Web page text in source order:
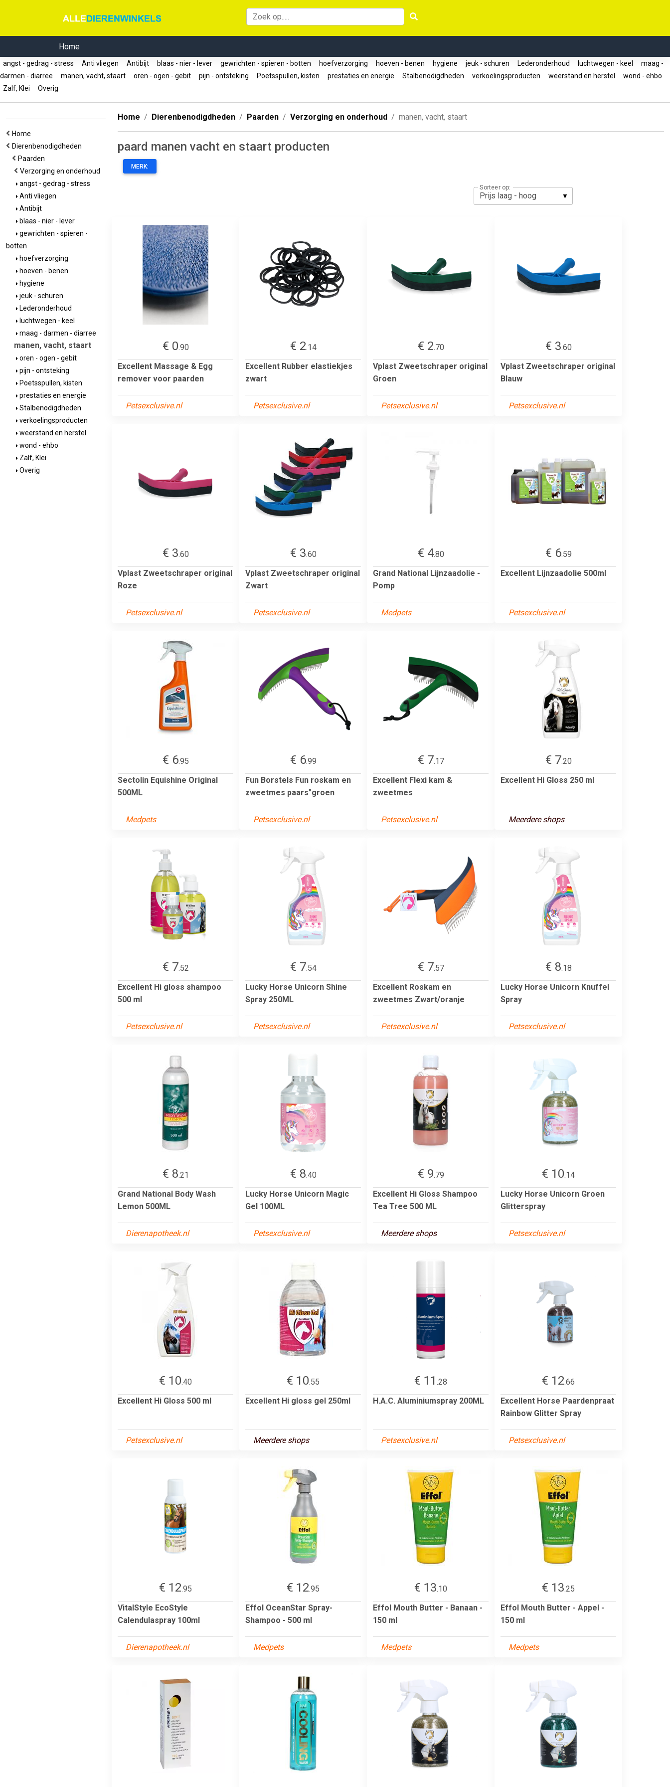
Home
angst - gedrag - stress Anti vliegen Antibijt blaas - nier - lever gewrichten - spieren - botten hoefverzorging hoeven - benen hygiene jeuk - schuren Lederonderhoud luchtwegen - keel
maag -
darmen - diarree
manen, vacht, staart oren - ogen - gebit pijn - ontsteking Poetsspullen, kisten prestaties en energie Stalbenodigdheden verkoelingsproducten weerstand en herstel
wond - ehbo
Zalf, Klei
Overig
Home
Dierenbenodigdheden
Paarden
Verzorging en onderhoud
angst - gedrag - stress
Anti vliegen
Antibijt
blaas - nier - lever
gewrichten - spieren -
botten
hoefverzorging
hoeven - benen
hygiene
jeuk - schuren
Lederonderhoud
luchtwegen - keel
maag - darmen - diarree
manen, vacht, staart
oren - ogen - gebit
pijn - ontsteking
Poetsspullen, kisten
prestaties en energie
Stalbenodigdheden
verkoelingsproducten
weerstand en herstel
wond - ehbo
Zalf, Klei
Overig
Home Dierenbenodigdheden Paarden Verzorging en onderhoud manen, vacht, staart
paard manen vacht en staart producten
MERK:
Sorteer op:
€ 0.90
Excellent Massage & Egg
remover voor paarden
Petsexclusive.nl
€ 2.14
Excellent Rubber elastiekjes
zwart
Petsexclusive.nl
€ 2.70
Vplast Zweetschraper original
Groen
Petsexclusive.nl
€ 3.60
Vplast Zweetschraper original
Blauw
Petsexclusive.nl
€ 3.60
Vplast Zweetschraper original
Roze
Petsexclusive.nl
€ 3.60
Vplast Zweetschraper original
Zwart
Petsexclusive.nl
€ 4.80
Grand National Lijnzaadolie -
Pomp
Medpets
€ 6.59
Excellent Lijnzaadolie 500ml
Petsexclusive.nl
€ 6.95
Sectolin Equishine Original
500ML
Medpets
€ 6.99
Fun Borstels Fun roskam en
zweetmes paars"groen
Petsexclusive.nl
€ 7.17
Excellent Flexi kam &
zweetmes
Petsexclusive.nl
€ 7.20
Excellent Hi Gloss 250 ml
Meerdere shops
€ 7.52
Excellent Hi gloss shampoo
500 ml
Petsexclusive.nl
€ 7.54
Lucky Horse Unicorn Shine
Spray 250ML
Petsexclusive.nl
€ 7.57
Excellent Roskam en
zweetmes Zwart/oranje
Petsexclusive.nl
€ 8.18
Lucky Horse Unicorn Knuffel
Spray
Petsexclusive.nl
€ 8.21
Grand National Body Wash
Lemon 500ML
Dierenapotheek.nl
€ 8.40
Lucky Horse Unicorn Magic
Gel 100ML
Petsexclusive.nl
€ 9.79
Excellent Hi Gloss Shampoo
Tea Tree 500 ML
Meerdere shops
€ 10.14
Lucky Horse Unicorn Groen
Glitterspray
Petsexclusive.nl
€ 10.40
Excellent Hi Gloss 500 ml
Petsexclusive.nl
€ 10.55
Excellent Hi gloss gel 250ml
Meerdere shops
€ 11 .28
H.A.C. Aluminiumspray 200ML
Petsexclusive.nl
€ 12.66
Excellent Horse Paardenpraat
Rainbow Glitter Spray
Petsexclusive.nl
€ 12.95
VitalStyle EcoStyle
Calendulaspray 100ml
Dierenapotheek.nl
€ 12.95
Effol OceanStar Spray-
Shampoo - 500 ml
Medpets
€ 13.10
Effol Mouth Butter - Banaan -
150 ml
Medpets
€ 13.25
Effol Mouth Butter - Appel -
150 ml
Medpets